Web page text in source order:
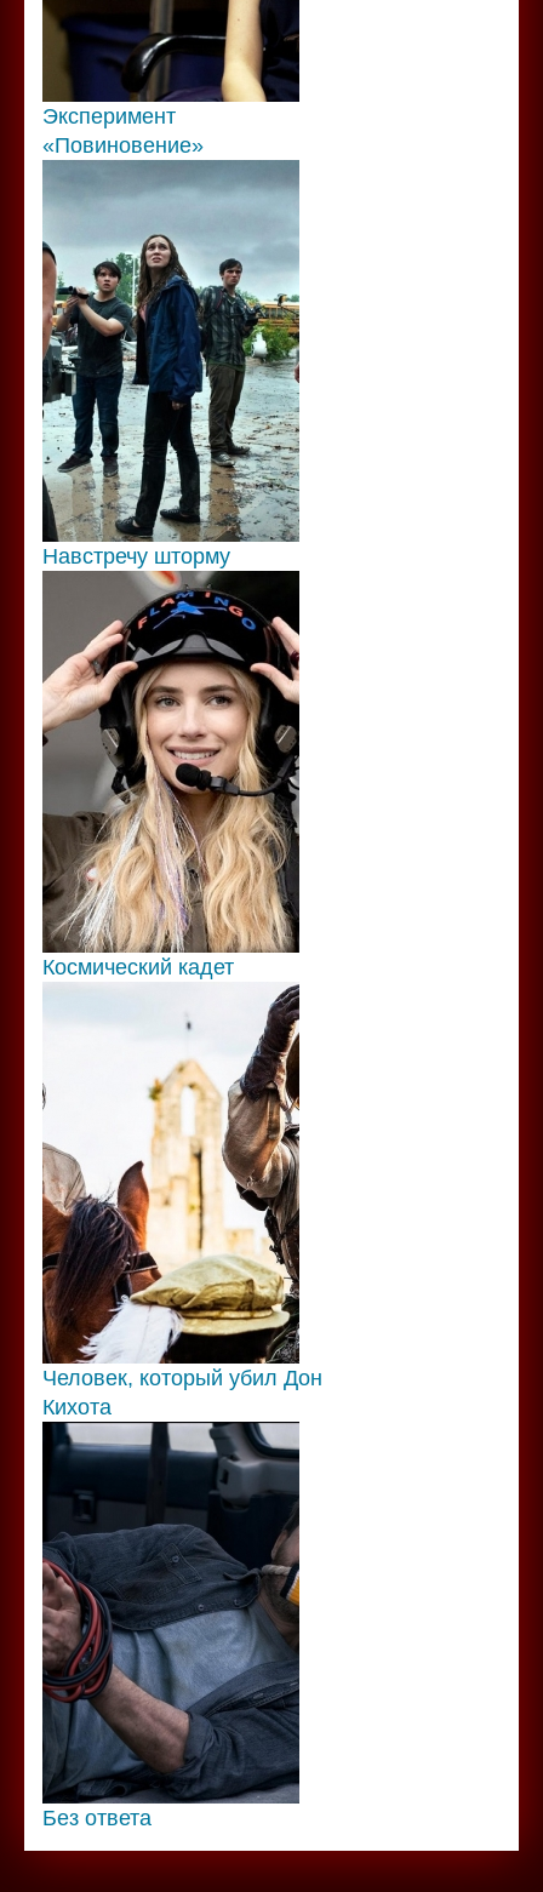
Эксперимент
«Повиновение»
Навстречу шторму
Космический кадет
Человек, который убил Дон
Кихота
Без ответа